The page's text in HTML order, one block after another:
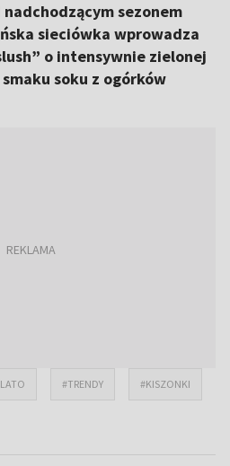
sezonem
sieciówka wprowadza
o intensywnie zielonej
soku z ogórków
#TRENDY #KISZONKI